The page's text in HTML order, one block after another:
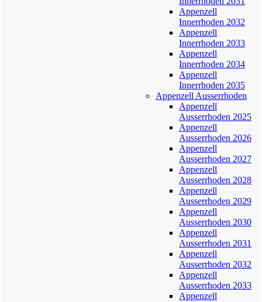
Appenzell
Innerrhoden 2032
Appenzell
Innerrhoden 2033
Appenzell
Innerrhoden 2034
Appenzell
Innerrhoden 2035
Appenzell Ausserrhoden
Appenzell
Ausserrhoden 2025
Appenzell
Ausserrhoden 2026
Appenzell
Ausserrhoden 2027
Appenzell
Ausserrhoden 2028
Appenzell
Ausserrhoden 2029
Appenzell
Ausserrhoden 2030
Appenzell
Ausserrhoden 2031
Appenzell
Ausserrhoden 2032
Appenzell
Ausserrhoden 2033
Appenzell